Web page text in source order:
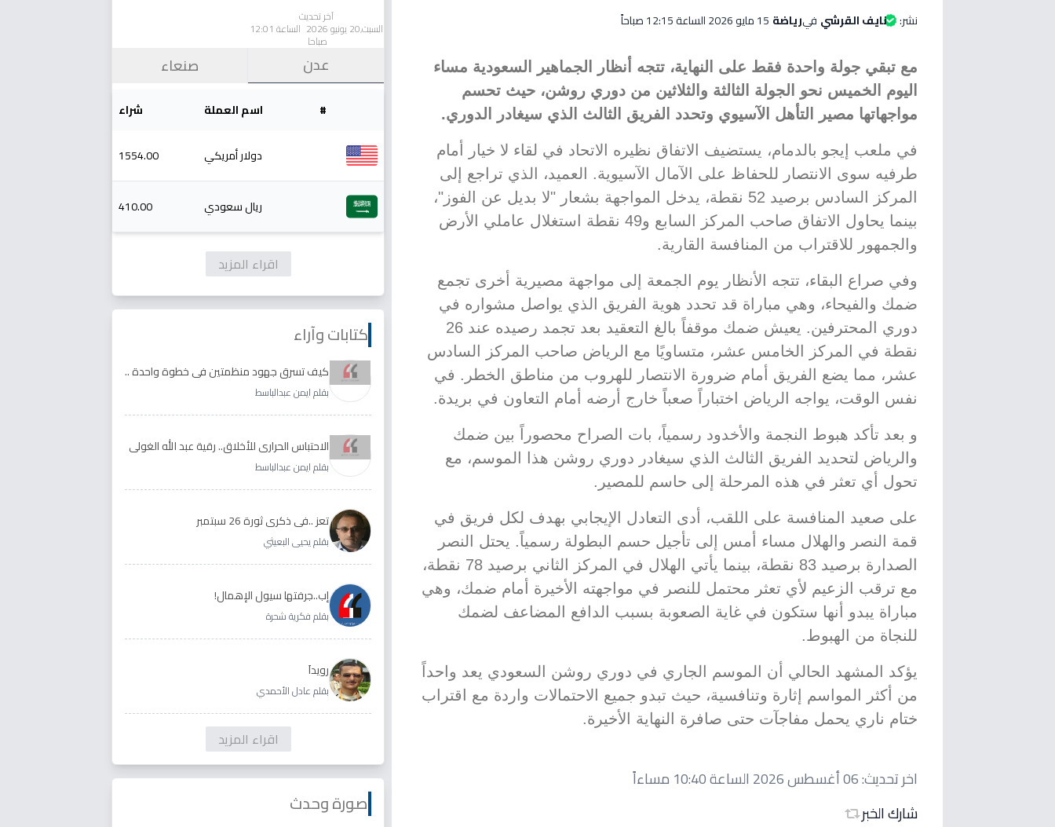
نشر: نايف القرشي فيرياضة 15 مايو 2026 الساعة 12:15 صباحاً
مع تبقي جولة واحدة فقط على النهاية، تتجه أنظار الجماهير السعودية مساء
اليوم الخميس نحو الجولة الثالثة والثلاثين من دوري روشن، حيث تحسم
مواجهاتها مصير التأهل الآسيوي وتحدد الفريق الثالث الذي سيغادر الدوري.
في ملعب إيجو بالدمام، يستضيف الاتفاق نظيره الاتحاد في لقاء لا خيار أمام
طرفيه سوى الانتصار للحفاظ على الآمال الآسيوية. العميد، الذي تراجع إلى
المركز السادس برصيد 52 نقطة، يدخل المواجهة بشعار "لا بديل عن الفوز"،
بينما يحاول الاتفاق صاحب المركز السابع و49 نقطة استغلال عاملي الأرض
والجمهور للاقتراب من المنافسة القارية.
وفي صراع البقاء، تتجه الأنظار يوم الجمعة إلى مواجهة مصيرية أخرى تجمع
ضمك والفيحاء، وهي مباراة قد تحدد هوية الفريق الذي يواصل مشواره في
دوري المحترفين. يعيش ضمك موقفاً بالغ التعقيد بعد تجمد رصيده عند 26
نقطة في المركز الخامس عشر، متساويًا مع الرياض صاحب المركز السادس
عشر، مما يضع الفريق أمام ضرورة الانتصار للهروب من مناطق الخطر. في
نفس الوقت، يواجه الرياض اختباراً صعباً خارج أرضه أمام التعاون في بريدة.
و بعد تأكد هبوط النجمة والأخدود رسمياً، بات الصراح محصوراً بين ضمك
والرياض لتحديد الفريق الثالث الذي سيغادر دوري روشن هذا الموسم، مع
تحول أي تعثر في هذه المرحلة إلى حاسم للمصير.
على صعيد المنافسة على اللقب، أدى التعادل الإيجابي بهدف لكل فريق في
قمة النصر والهلال مساء أمس إلى تأجيل حسم البطولة رسمياً. يحتل النصر
الصدارة برصيد 83 نقطة، بينما يأتي الهلال في المركز الثاني برصيد 78 نقطة،
مع ترقب الزعيم لأي تعثر محتمل للنصر في مواجهته الأخيرة أمام ضمك، وهي
مباراة يبدو أنها ستكون في غاية الصعوبة بسبب الدافع المضاعف لضمك
للنجاة من الهبوط.
يؤكد المشهد الحالي أن الموسم الجاري في دوري روشن السعودي يعد واحداً
من أكثر المواسم إثارة وتنافسية، حيث تبدو جميع الاحتمالات واردة مع اقتراب
ختام ناري يحمل مفاجآت حتى صافرة النهاية الأخيرة.
اخر تحديث:06 أغسطس 2026 الساعة 10:40 مساءاً
شارك الخبر
آخر تحديث
السبت,20 يونيو 2026 الساعة 12:01
صباحا
عدن صنعاء
# اسم العملة شراء
دولار أمريكي 1554.00
ريال سعودي 410.00
اقراء المزيد
كتابات وآراء
كيف تسرق جهود منظمتين في خطوة واحدة ..
الأجابة لدى رقية عبد الله الغولي وغدير طيره
بقلم ايمن عبدالباسط
الاحتباس الحراري للأخلاق.. رقية عبد الله الغولي
وغدير طيره نموذجا
بقلم ايمن عبدالباسط
تعز ..في ذكرى ثورة 26 سبتمبر
بقلم يحيى البعيثي
إب..جرفتها سيول الإهمال!
بقلم فكرية شحرة
رويداَ
بقلم عادل الأحمدي
اقراء المزيد
صورة وحدث